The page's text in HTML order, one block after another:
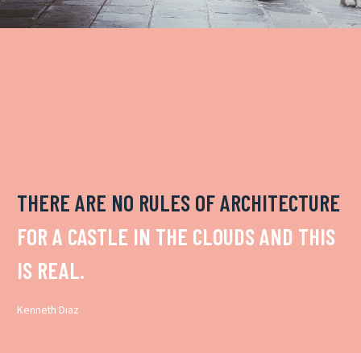
THERE ARE NO RULES OF ARCHITECTURE
FOR A CASTLE IN THE CLOUDS AND THIS
IS REAL.
Kenneth Diaz